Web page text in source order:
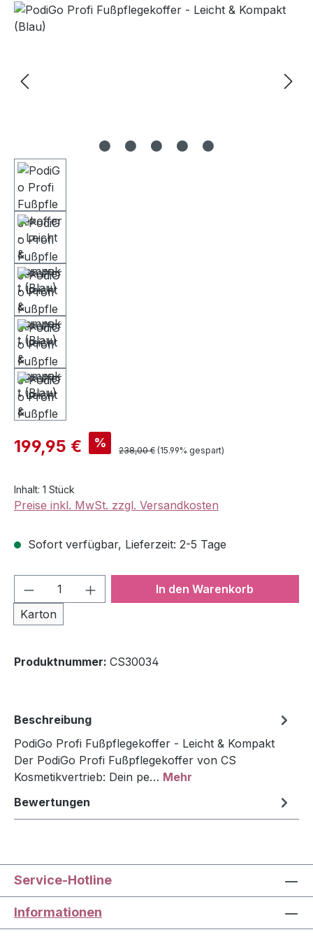
Bildergalerie überspringen
Verkaufspreis:
199,95 € % Regulärer Preis:
238,00 € (15.99% gespart)
Inhalt: 1 Stück
Preise inkl. MwSt. zzgl. Versandkosten
Sofort verfügbar, Lieferzeit: 2-5 Tage
Produkt Anzahl: Gib den
Karton
In den Warenkorb
Produktnummer: CS30034
Beschreibung
PodiGo Profi Fußpflegekoffer - Leicht & Kompakt
Der PodiGo Profi Fußpflegekoffer von CS
Kosmetikvertrieb: Dein pe… Mehr
Bewertungen
Service-Hotline
Informationen